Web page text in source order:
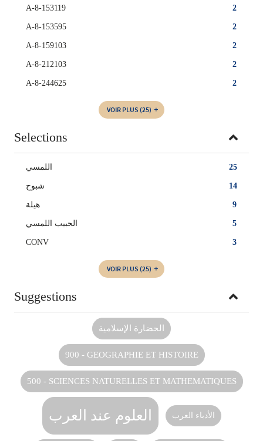
2
A-8-153119
2
A-8-153595
2
A-8-159103
2
A-8-212103
2
A-8-244625
VOIR PLUS (25)
Selections
25 اللمسي
14 شبوح
9 هيلة
5 الحبيب اللمسي
3
CONV
VOIR PLUS (25)
Suggestions
الحضارة الإسلامية
900 - GEOGRAPHIE ET HISTOIRE
500 - SCIENCES NATURELLES ET MATHEMATIQUES
العلوم عند العرب الأدباء العرب